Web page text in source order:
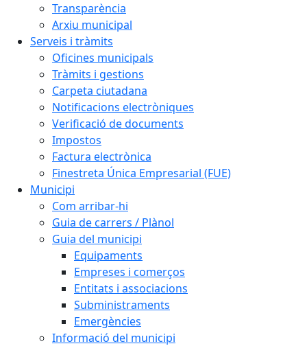
Transparència
Arxiu municipal
Serveis i tràmits
Oficines municipals
Tràmits i gestions
Carpeta ciutadana
Notificacions electròniques
Verificació de documents
Impostos
Factura electrònica
Finestreta Única Empresarial (FUE)
Municipi
Com arribar-hi
Guia de carrers / Plànol
Guia del municipi
Equipaments
Empreses i comerços
Entitats i associacions
Subministraments
Emergències
Informació del municipi